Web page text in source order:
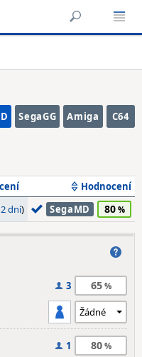
SegaGG Amiga C64
Hodnocení
dní) SegaMD 80
3 65
1 80